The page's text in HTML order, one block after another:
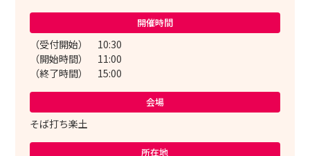
開催時間
（受付開始） 10:30
（開始時間） 11:00
（終了時間） 15:00
会場
そば打ち楽土
所在地